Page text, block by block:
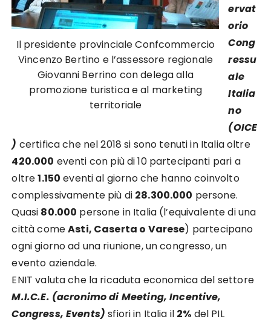
Il presidente provinciale Confcommercio
Vincenzo Bertino e l’assessore regionale
Giovanni Berrino con delega alla
promozione turistica e al marketing
territoriale
ervat
orio
Cong
ressu
ale
Italia
no
(OICE
) certifica che nel 2018 si sono tenuti in Italia oltre
420.000 eventi con più di 10 partecipanti pari a
oltre1.150 eventi al giorno che hanno coinvolto
complessivamente più di 28.300.000 persone.
Quasi 80.000 persone in Italia (l’equivalente di una
città comeAsti, Caserta o Varese) partecipano
ogni giorno ad una riunione, un congresso, un
evento aziendale.
ENIT valuta che la ricaduta economica del settore
M.I.C.E. (acronimo di Meeting, Incentive,
Congress, Events) sfiori in Italia il 2% del PIL